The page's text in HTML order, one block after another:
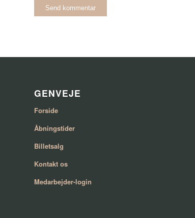
GENVEJE
Forside
Åbningstider
Billetsalg
Kontakt os
Medarbejder-login